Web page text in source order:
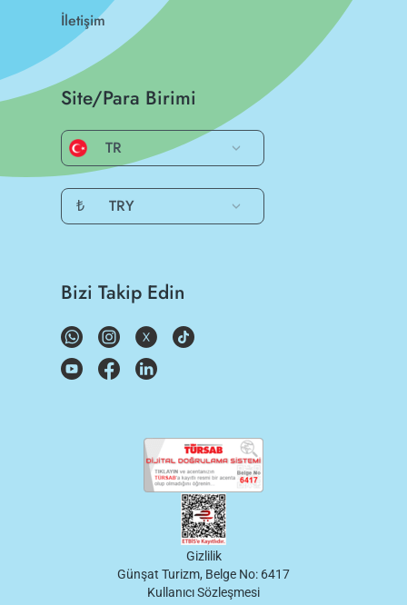
İletişim
Site/Para Birimi
TR
₺ TRY
Bizi Takip Edin
Gizlilik
Günşat Turizm, Belge No: 6417
Kullanıcı Sözleşmesi